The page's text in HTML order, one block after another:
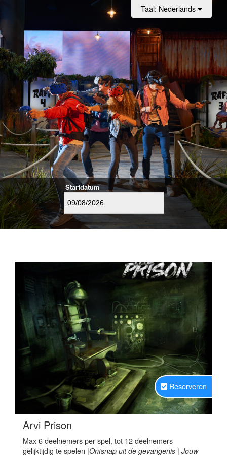
Taal: Nederlands
Startdatum
Reserveren
Arvi Prison
Max 6 deelnemers per spel, tot 12 deelnemers
gelijktijdig te spelen |Ontsnap uit de gevangenis | Jouw